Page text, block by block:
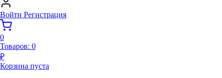
Войти Регистрация
0
Товаров: 0
₽
Корзина пуста